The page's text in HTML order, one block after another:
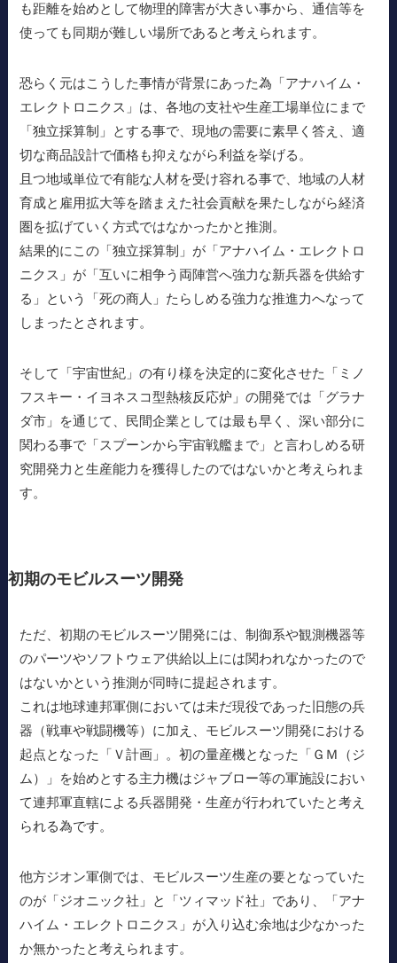
も距離を始めとして物理的障害が大きい事から、通信等を
使っても同期が難しい場所であると考えられます。
恐らく元はこうした事情が背景にあった為「アナハイム・
エレクトロニクス」は、各地の支社や生産工場単位にまで
「独立採算制」とする事で、現地の需要に素早く答え、適
切な商品設計で価格も抑えながら利益を挙げる。
且つ地域単位で有能な人材を受け容れる事で、地域の人材
育成と雇用拡大等を踏まえた社会貢献を果たしながら経済
圏を拡げていく方式ではなかったかと推測。
結果的にこの「独立採算制」が「アナハイム・エレクトロ
ニクス」が「互いに相争う両陣営へ強力な新兵器を供給す
る」という「死の商人」たらしめる強力な推進力へなって
しまったとされます。
そして「宇宙世紀」の有り様を決定的に変化させた「ミノ
フスキー・イヨネスコ型熱核反応炉」の開発では「グラナ
ダ市」を通じて、民間企業としては最も早く、深い部分に
関わる事で「スプーンから宇宙戦艦まで」と言わしめる研
究開発力と生産能力を獲得したのではないかと考えられま
す。
初期のモビルスーツ開発
ただ、初期のモビルスーツ開発には、制御系や観測機器等
のパーツやソフトウェア供給以上には関われなかったので
はないかという推測が同時に提起されます。
これは地球連邦軍側においては未だ現役であった旧態の兵
器（戦車や戦闘機等）に加え、モビルスーツ開発における
起点となった「Ｖ計画」。初の量産機となった「ＧＭ（ジ
ム）」を始めとする主力機はジャブロー等の軍施設におい
て連邦軍直轄による兵器開発・生産が行われていたと考え
られる為です。
他方ジオン軍側では、モビルスーツ生産の要となっていた
のが「ジオニック社」と「ツィマッド社」であり、「アナ
ハイム・エレクトロニクス」が入り込む余地は少なかった
か無かったと考えられます。